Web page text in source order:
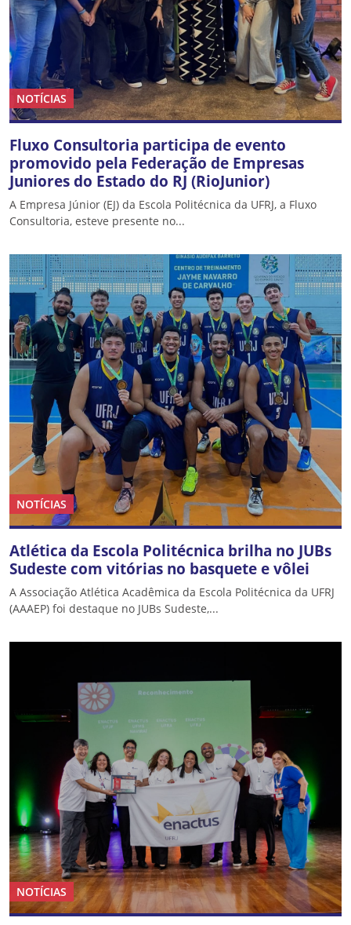
NOTÍCIAS
Fluxo Consultoria participa de evento
promovido pela Federação de Empresas
Juniores do Estado do RJ (RioJunior)
A Empresa Júnior (EJ) da Escola Politécnica da UFRJ, a Fluxo
Consultoria, esteve presente no...
NOTÍCIAS
Atlética da Escola Politécnica brilha no JUBs
Sudeste com vitórias no basquete e vôlei
A Associação Atlética Acadêmica da Escola Politécnica da UFRJ
(AAAEP) foi destaque no JUBs Sudeste,...
NOTÍCIAS